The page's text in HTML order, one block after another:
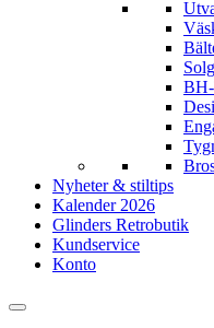
Nyheter & stiltips
Kalender 2026
Glinders Retrobutik
Kundservice
Konto